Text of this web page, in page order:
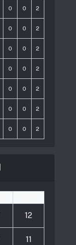
0 0 2
0 0 2
0 0 2
0 0 2
0 0 2
0 0 2
0 0 2
12
11